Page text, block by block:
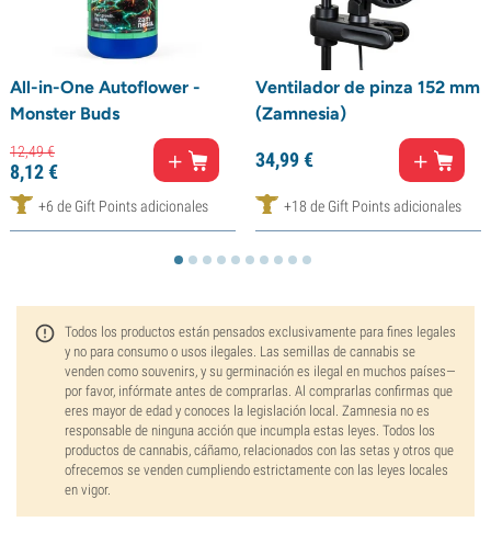
All-in-One Autoflower -
Monster Buds
12,49€
8,12€
+6 de Gift Points adicionales
Ventilador de pinza 152 mm
(Zamnesia)
34,99€
+18 de Gift Points adicionales
Todos los productos están pensados exclusivamente para fines legales
y no para consumo o usos ilegales. Las semillas de cannabis se
venden como souvenirs, y su germinación es ilegal en muchos países—
por favor, infórmate antes de comprarlas. Al comprarlas confirmas que
eres mayor de edad y conoces la legislación local. Zamnesia no es
responsable de ninguna acción que incumpla estas leyes. Todos los
productos de cannabis, cáñamo, relacionados con las setas y otros que
ofrecemos se venden cumpliendo estrictamente con las leyes locales
en vigor.